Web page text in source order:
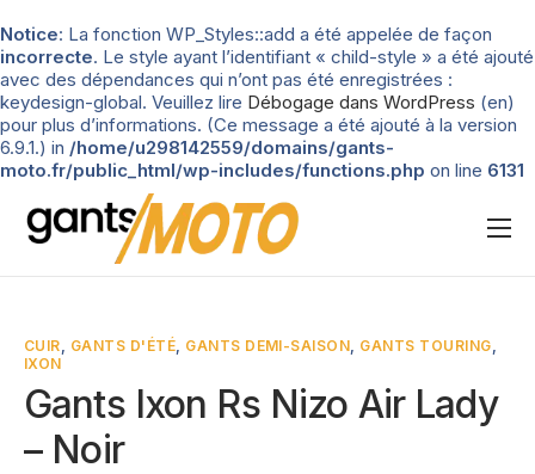
Notice: La fonction WP_Styles::add a été appelée de façon
incorrecte. Le style ayant l’identifiant « child-style » a été ajouté
avec des dépendances qui n’ont pas été enregistrées :
keydesign-global. Veuillez lire Débogage dans WordPress (en)
pour plus d’informations. (Ce message a été ajouté à la version
6.9.1.) in /home/u298142559/domains/gants-
moto.fr/public_html/wp-includes/functions.php on line 6131
Nos tests
Types de gants
Guide d’achat
CUIR GANTS D'ÉTÉ GANTS DEMI-SAISON GANTS TOURING
IXON
Gants Ixon Rs Nizo Air Lady
– Noir